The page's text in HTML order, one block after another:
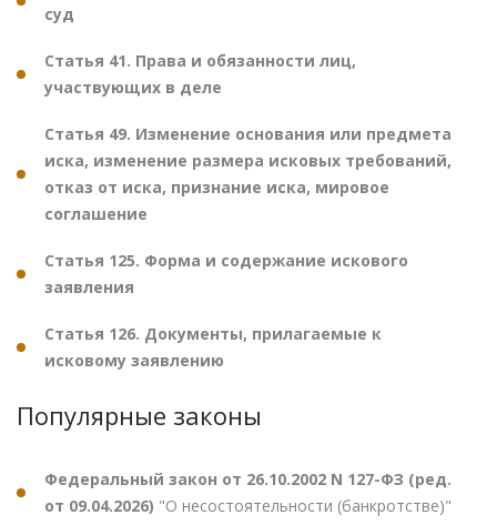
суд
Статья 41. Права и обязанности лиц,
участвующих в деле
Статья 49. Изменение основания или предмета
иска, изменение размера исковых требований,
отказ от иска, признание иска, мировое
соглашение
Статья 125. Форма и содержание искового
заявления
Статья 126. Документы, прилагаемые к
исковому заявлению
Популярные законы
Федеральный закон от 26.10.2002 N 127-ФЗ (ред.
от 09.04.2026) "О несостоятельности (банкротстве)"